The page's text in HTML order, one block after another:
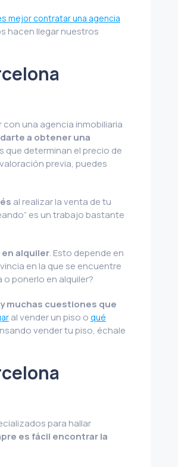
mejor contratar una agencia
hacen llegar nuestros
una agencia inmobiliaria
a obtener una
que determinan el precio de
previa, puedes
al realizar la venta de tu
es un trabajo bastante
alquiler. Esto depende en
en la que se encuentre
o ponerlo en alquiler?
muchas cuestiones que
al vender un piso o qué
vender tu piso, échale
para hallar
es fácil encontrar la